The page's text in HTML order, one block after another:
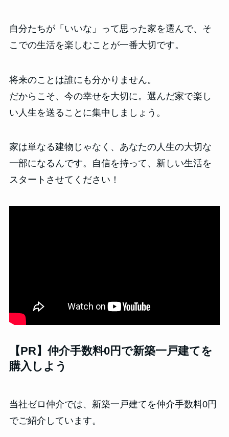
自分たちが「いいな」って思った家を選んで、そ
こでの生活を楽しむことが一番大切です。
将来のことは誰にも分かりません。
だからこそ、今の幸せを大切に。選んだ家で楽し
い人生を送ることに集中しましょう。
家は単なる建物じゃなく、あなたの人生の大切な
一部になるんです。自信を持って、新しい生活を
スタートさせてください！
【PR】仲介手数料0円で新築一戸建てを
購入しよう
当社ゼロ仲介では、新築一戸建てを仲介手数料0円
でご紹介しています。